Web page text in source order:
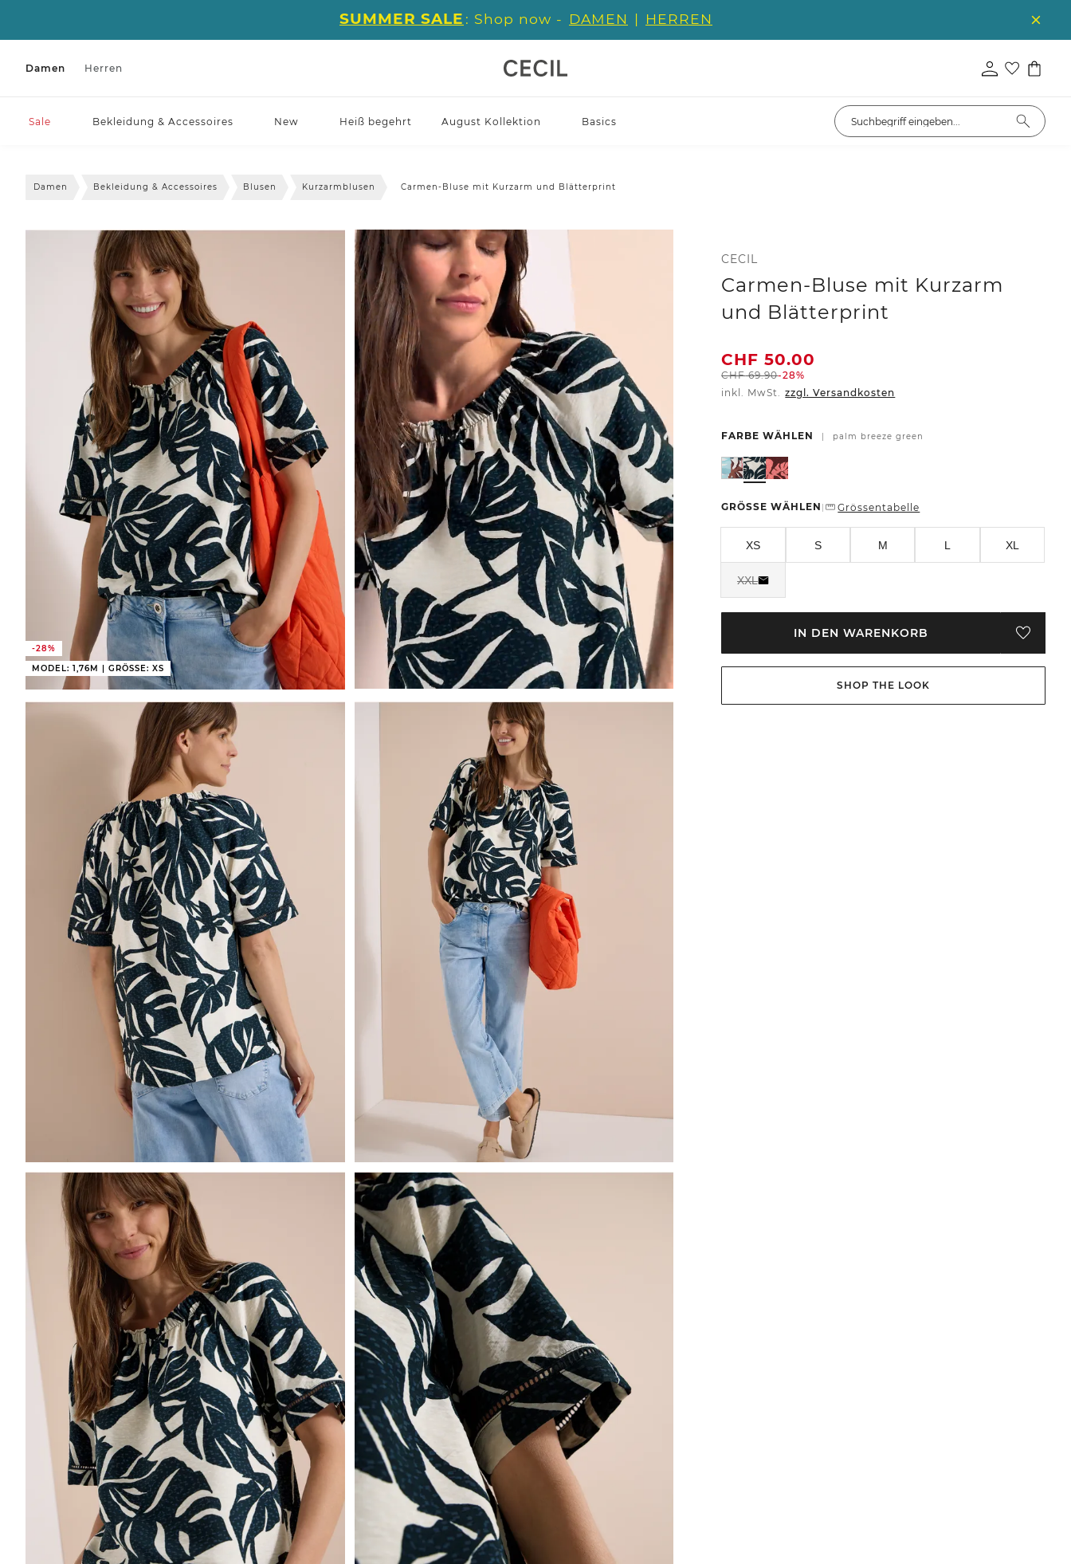
SUMMER SALE : Shop now - DAMEN | HERREN
Damen Herren
Sale Bekleidung & Accessoires New Heiß begehrt August Kollektion Basics
Damen Bekleidung & Accessoires Blusen Kurzarmblusen Carmen-Bluse mit Kurzarm und Blätterprint
-28%
MODEL: 1,76M | GRÖSSE: XS
CECIL
Carmen-Bluse mit Kurzarm
und Blätterprint
CHF 50.00
CHF69.90-28%
inkl. MwSt. zzgl. Versandkosten
FARBE WÄHLEN | palm breeze green
GRÖSSE WÄHLEN | Grössentabelle
XS S M L XL
XXL
IN DEN WARENKORB
SHOP THE LOOK